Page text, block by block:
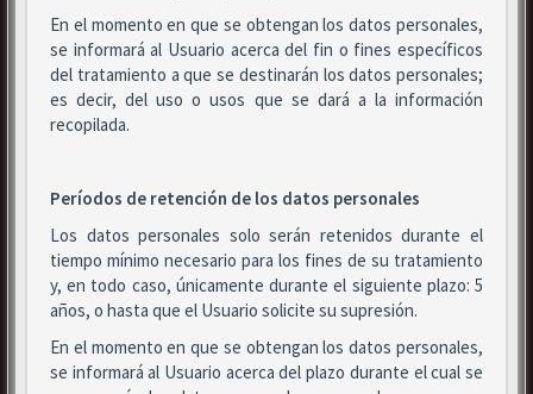
En el momento en que se obtengan los datos personales,
se informará al Usuario acerca del fin o fines específicos
del tratamiento a que se destinarán los datos personales;
es decir, del uso o usos que se dará a la información
recopilada.
Períodos de retención de los datos personales
Los datos personales solo serán retenidos durante el
tiempo mínimo necesario para los fines de su tratamiento
y, en todo caso, únicamente durante el siguiente plazo: 5
años, o hasta que el Usuario solicite su supresión.
En el momento en que se obtengan los datos personales,
se informará al Usuario acerca del plazo durante el cual se